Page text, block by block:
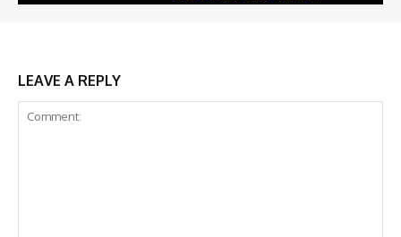
LEAVE A REPLY